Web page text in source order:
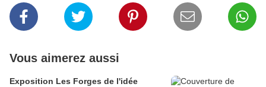
Vous aimerez aussi
Exposition Les Forges de l'idée